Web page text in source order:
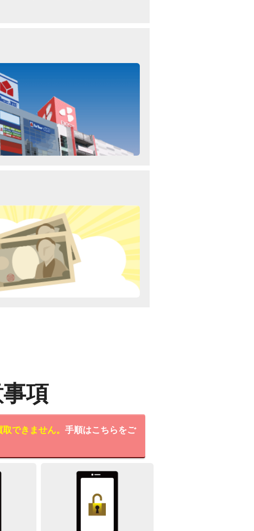
項
できません。 手順はこちらをご